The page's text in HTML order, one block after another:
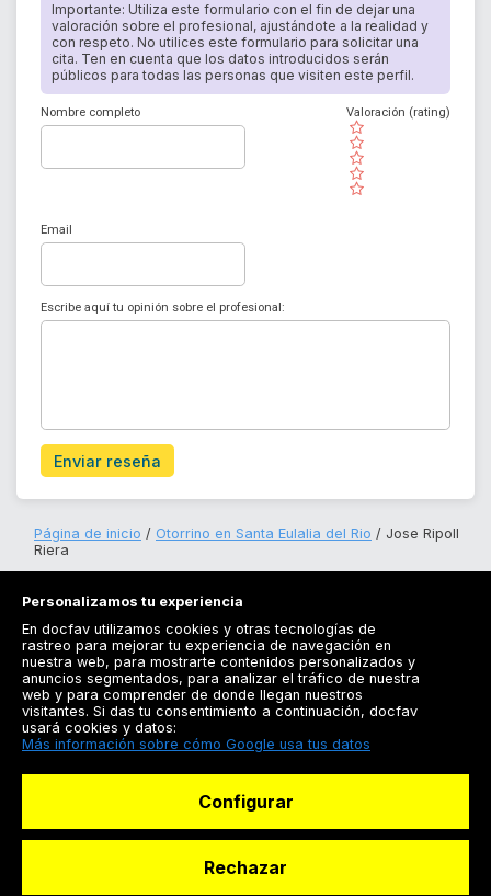
Importante: Utiliza este formulario con el fin de dejar una
valoración sobre el profesional, ajustándote a la realidad y
con respeto. No utilices este formulario para solicitar una
cita. Ten en cuenta que los datos introducidos serán
públicos para todas las personas que visiten este perfil.
Nombre completo
( )
( )
( )
( )
( )
Valoración (rating)
Email
Escribe aquí tu opinión sobre el profesional:
Enviar reseña
Página de inicio Otorrino en Santa Eulalia del Rio
Jose Ripoll
Riera
Registrarse
Docfav
Personalizamos tu experiencia
En docfav utilizamos cookies y otras tecnologías de
rastreo para mejorar tu experiencia de navegación en
nuestra web, para mostrarte contenidos personalizados y
anuncios segmentados, para analizar el tráfico de nuestra
web y para comprender de donde llegan nuestros
visitantes. Si das tu consentimiento a continuación, docfav
usará cookies y datos:
Más información sobre cómo Google usa tus datos
Configurar
Rechazar